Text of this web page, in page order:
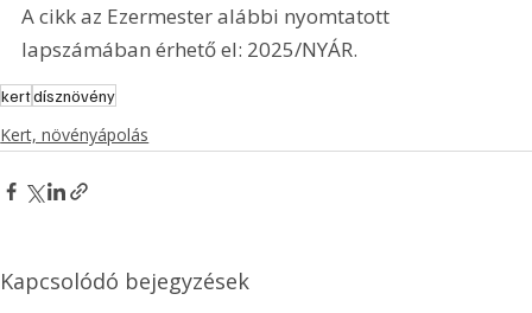
A cikk az Ezermester alábbi nyomtatott
lapszámában érhető el: 2025/NYÁR.
kertdísznövény
Kert, növényápolás
Kapcsolódó bejegyzések